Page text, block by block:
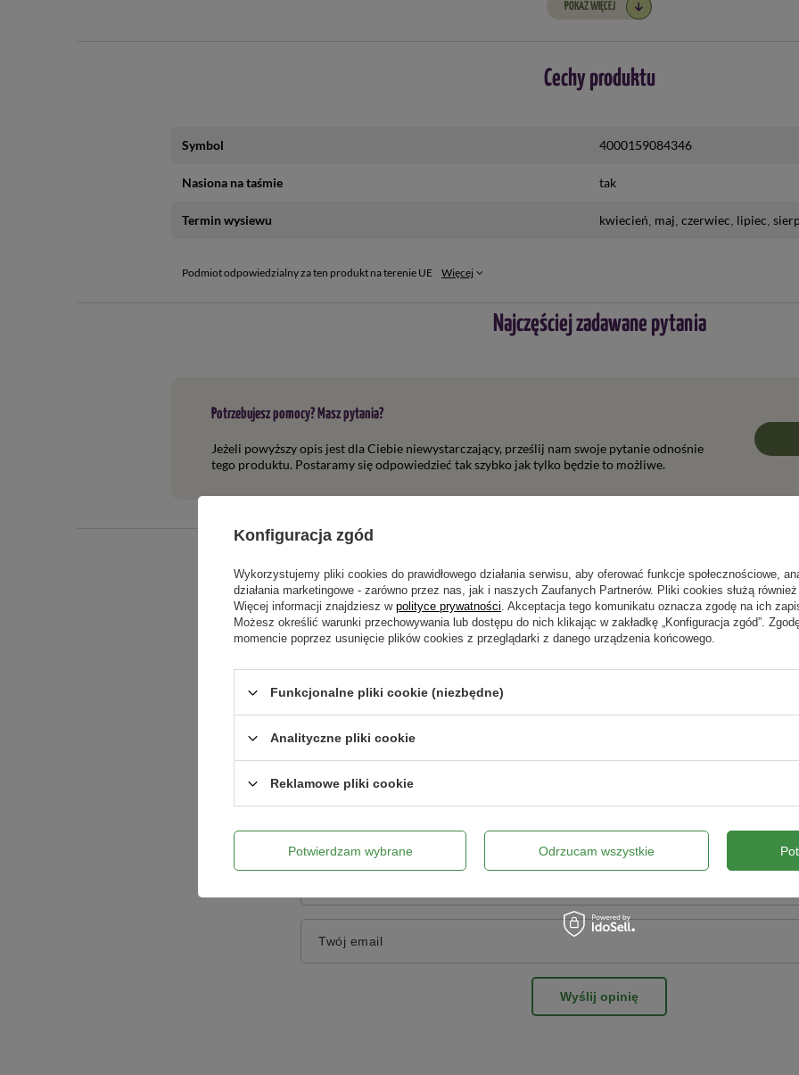
POKAŻ WIĘCEJ
Cechy produktu
Symbol 4000159084346
Nasiona na taśmie tak
Termin wysiewu kwiecień maj czerwiec lipiec
Podmiot odpowiedzialny za ten produkt na terenie UE Więcej
Najczęściej zadawane pytania
Potrzebujesz pomocy? Masz pytania?
Jeżeli powyższy opis jest dla Ciebie niewystarczający, prześlij nam swoje pytanie odnośnie
tego produktu. Postaramy się odpowiedzieć tak szybko jak tylko będzie to możliwe.
Napisz swoją opinię
Twoja ocena:
5/5
Treść twojej opinii
Twój email
Wyślij opinię
Konfiguracja zgód
Wykorzystujemy pliki cookies do prawidłowego działania serwisu, aby oferować funkcje społecznościowe,
działania marketingowe - zarówno przez nas, jak i naszych Zaufanych Partnerów. Pliki cookies służą
Więcej informacji znajdziesz w polityce prywatności. Akceptacja tego komunikatu oznacza zgodę na ich
Możesz określić warunki przechowywania lub dostępu do nich klikając w zakładkę „Konfiguracja zgód”.
momencie poprzez usunięcie plików cookies z przeglądarki z danego urządzenia końcowego.
Funkcjonalne pliki cookie (niezbędne)
Analityczne pliki cookie
Reklamowe pliki cookie
Potwierdzam wybrane Odrzucam wszystkie